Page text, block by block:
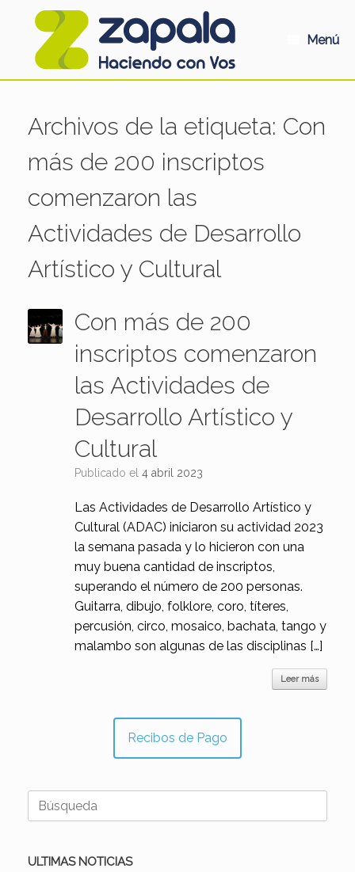
Menú
Archivos de la etiqueta: Con
más de 200 inscriptos
comenzaron las
Actividades de Desarrollo
Artístico y Cultural
Con más de 200
inscriptos comenzaron
las Actividades de
Desarrollo Artístico y
Cultural
Publicado el 4 abril 2023
Las Actividades de Desarrollo Artístico y
Cultural (ADAC) iniciaron su actividad 2023
la semana pasada y lo hicieron con una
muy buena cantidad de inscriptos,
superando el número de 200 personas.
Guitarra, dibujo, folklore, coro, títeres,
percusión, circo, mosaico, bachata, tango y
malambo son algunas de las disciplinas […]
Leer más
Recibos de Pago
Buscar:
ULTIMAS NOTICIAS